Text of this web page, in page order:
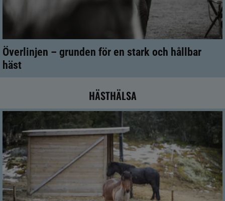
Överlinjen – grunden för en stark och hållbar
häst
HÄSTHÄLSA